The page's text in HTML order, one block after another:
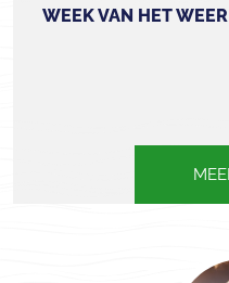
WEEK VAN HET